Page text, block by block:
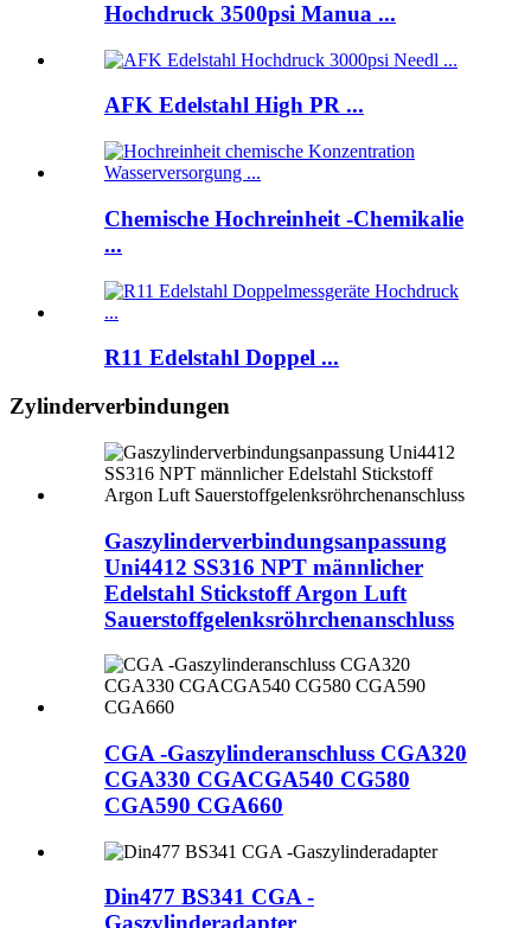
Hochdruck 3500psi Manua ...
AFK Edelstahl High PR ...
Chemische Hochreinheit -Chemikalie
...
R11 Edelstahl Doppel ...
Zylinderverbindungen
Gaszylinderverbindungsanpassung
Uni4412 SS316 NPT männlicher
Edelstahl Stickstoff Argon Luft
Sauerstoffgelenksröhrchenanschluss
CGA -Gaszylinderanschluss CGA320
CGA330 CGACGA540 CG580
CGA590 CGA660
Din477 BS341 CGA -